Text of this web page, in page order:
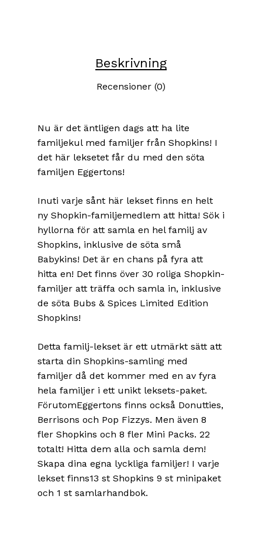
Beskrivning
Recensioner (0)
Nu är det äntligen dags att ha lite
familjekul med familjer från Shopkins! I
det här leksetet får du med den söta
familjen Eggertons!
Inuti varje sånt här lekset finns en helt
ny Shopkin-familjemedlem att hitta! Sök i
hyllorna för att samla en hel familj av
Shopkins, inklusive de söta små
Babykins! Det är en chans på fyra att
hitta en! Det finns över 30 roliga Shopkin-
familjer att träffa och samla in, inklusive
de söta Bubs & Spices Limited Edition
Shopkins!
Detta familj-lekset är ett utmärkt sätt att
starta din Shopkins-samling med
familjer då det kommer med en av fyra
hela familjer i ett unikt leksets-paket.
FörutomEggertons finns också Donutties,
Berrisons och Pop Fizzys. Men även 8
fler Shopkins och 8 fler Mini Packs. 22
totalt! Hitta dem alla och samla dem!
Skapa dina egna lyckliga familjer! I varje
lekset finns13 st Shopkins 9 st minipaket
och 1 st samlarhandbok.